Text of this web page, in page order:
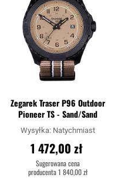
Zegarek Traser P96 Outdoor
Pioneer TS - Sand/Sand
Wysyłka: Natychmiast
1 472,00 zł
Sugerowana cena
producenta1 840,00 zł